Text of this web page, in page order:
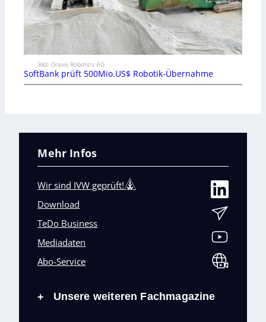
Bild: Gravis Robotics AG
SoftBank prüft 500Mio.US$ Robotik-Übernahme
Mehr Infos
Wir sind IVW geprüft!
Download
TeDo Business
Mediadaten
Abo-Service
+ Unsere weiteren Fachmagazine